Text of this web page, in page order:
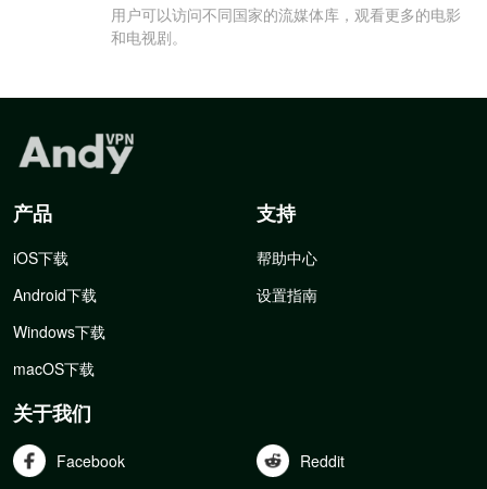
用户可以访问不同国家的流媒体库，观看更多的电影
和电视剧。
产品
iOS下载
Android下载
Windows下载
macOS下载
支持
帮助中心
设置指南
关于我们
Facebook Reddit